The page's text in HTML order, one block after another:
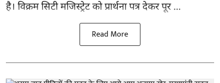
है। विक्रम सिटी मजिस्ट्रेट को प्रार्थना पत्र देकर पूर ...
Read More